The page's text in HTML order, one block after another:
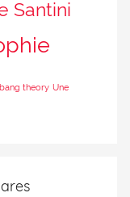
Santini
theory Une